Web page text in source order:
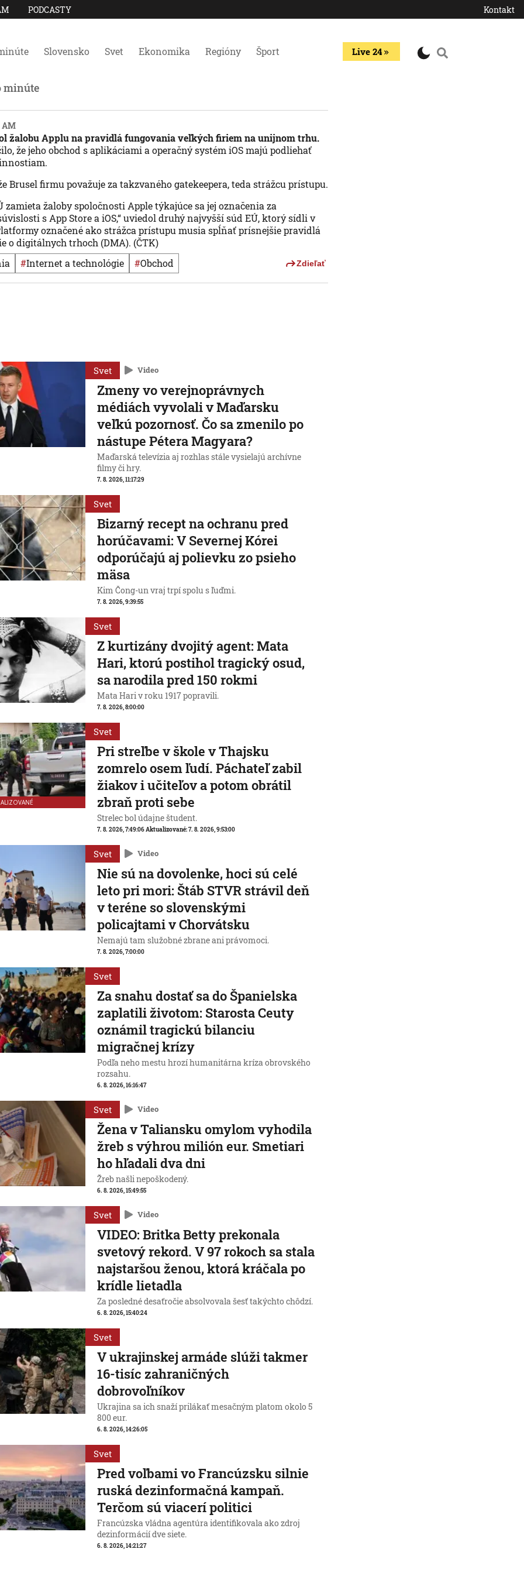
PODCASTY Kontakt
Slovensko Svet Ekonomika Regióny Šport Live 24
minúte
AM
žalobu Applu na pravidlá fungovania veľkých firiem na unijnom trhu.
že jeho obchod s aplikáciami a operačný systém iOS majú podliehať
Brusel firmu považuje za takzvaného gatekeepera, teda strážcu prístupu.
zamieta žaloby spoločnosti Apple týkajúce sa jej označenia za
s App Store a iOS,“ uviedol druhý najvyšší súd EÚ, ktorý sídli v
označené ako strážca prístupu musia spĺňať prísnejšie pravidlá
o digitálnych trhoch (DMA). (ČTK)
# internet a technológie # obchod Zdieľať
Svet Video
Zmeny vo verejnoprávnych
médiách vyvolali v Maďarsku
veľkú pozornosť. Čo sa zmenilo po
nástupe Pétera Magyara?
Maďarská televízia aj rozhlas stále vysielajú archívne
filmy či hry.
7. 8. 2026, 11:17:29
Svet
Bizarný recept na ochranu pred
horúčavami: V Severnej Kórei
odporúčajú aj polievku zo psieho
mäsa
Kim Čong-un vraj trpí spolu s ľuďmi.
7. 8. 2026, 9:39:55
Svet
Z kurtizány dvojitý agent: Mata
Hari, ktorú postihol tragický osud,
sa narodila pred 150 rokmi
Mata Hari v roku 1917 popravili.
7. 8. 2026, 8:00:00
Svet
Pri streľbe v škole v Thajsku
zomrelo osem ľudí. Páchateľ zabil
žiakov i učiteľov a potom obrátil
zbraň proti sebe
Strelec bol údajne študent.
7. 8. 2026, 7:49:06Aktualizované:7. 8. 2026, 9:53:00
Svet Video
Nie sú na dovolenke, hoci sú celé
leto pri mori: Štáb STVR strávil deň
v teréne so slovenskými
policajtami v Chorvátsku
Nemajú tam služobné zbrane ani právomoci.
7. 8. 2026, 7:00:00
Svet
Za snahu dostať sa do Španielska
zaplatili životom: Starosta Ceuty
oznámil tragickú bilanciu
migračnej krízy
Podľa neho mestu hrozí humanitárna kríza obrovského
rozsahu.
6. 8. 2026, 16:16:47
Svet Video
Žena v Taliansku omylom vyhodila
žreb s výhrou milión eur. Smetiari
ho hľadali dva dni
Žreb našli nepoškodený.
6. 8. 2026, 15:49:55
Svet Video
VIDEO: Britka Betty prekonala
svetový rekord. V 97 rokoch sa stala
najstaršou ženou, ktorá kráčala po
krídle lietadla
Za posledné desaťročie absolvovala šesť takýchto chôdzí.
6. 8. 2026, 15:40:24
Svet
V ukrajinskej armáde slúži takmer
16-tisíc zahraničných
dobrovoľníkov
Ukrajina sa ich snaží prilákať mesačným platom okolo 5
800 eur.
6. 8. 2026, 14:26:05
Svet
Pred voľbami vo Francúzsku silnie
ruská dezinformačná kampaň.
Terčom sú viacerí politici
Francúzska vládna agentúra identifikovala ako zdroj
dezinformácií dve siete.
6. 8. 2026, 14:21:27